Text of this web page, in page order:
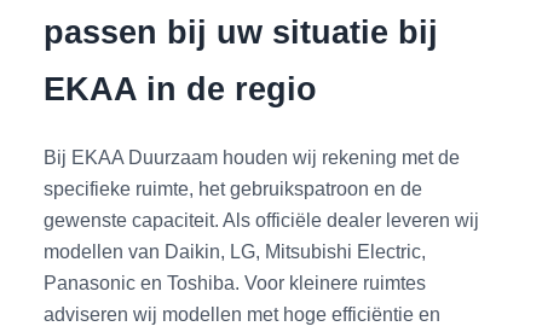
passen bij uw situatie bij
EKAA in de regio
Bij EKAA Duurzaam houden wij rekening met de
specifieke ruimte, het gebruikspatroon en de
gewenste capaciteit. Als officiële dealer leveren wij
modellen van Daikin, LG, Mitsubishi Electric,
Panasonic en Toshiba. Voor kleinere ruimtes
adviseren wij modellen met hoge efficiëntie en